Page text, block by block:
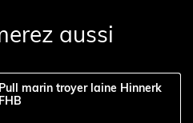
aussi
Pull marin troyer laine Hinnerk
FHB